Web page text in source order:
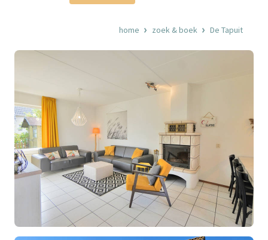
home zoek & boek De Tapuit